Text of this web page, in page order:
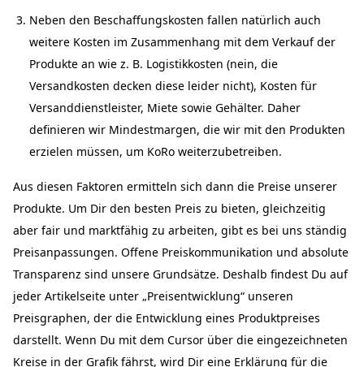
Neben den Beschaffungskosten fallen natürlich auch
weitere Kosten im Zusammenhang mit dem Verkauf der
Produkte an wie z. B. Logistikkosten (nein, die
Versandkosten decken diese leider nicht), Kosten für
Versanddienstleister, Miete sowie Gehälter. Daher
definieren wir Mindestmargen, die wir mit den Produkten
erzielen müssen, um KoRo weiterzubetreiben.
Aus diesen Faktoren ermitteln sich dann die Preise unserer
Produkte. Um Dir den besten Preis zu bieten, gleichzeitig
aber fair und marktfähig zu arbeiten, gibt es bei uns ständig
Preisanpassungen. Offene Preiskommunikation und absolute
Transparenz sind unsere Grundsätze. Deshalb findest Du auf
jeder Artikelseite unter „Preisentwicklung“ unseren
Preisgraphen, der die Entwicklung eines Produktpreises
darstellt. Wenn Du mit dem Cursor über die eingezeichneten
Kreise in der Grafik fährst, wird Dir eine Erklärung für die